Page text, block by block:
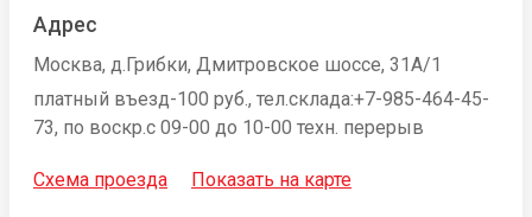
Адрес
Москва, д.Грибки, Дмитровское шоссе, 31А/1
платный въезд-100 руб., тел.склада:+7-985-464-45-
73, по воскр.с 09-00 до 10-00 техн. перерыв
Схема проезда Показать на карте